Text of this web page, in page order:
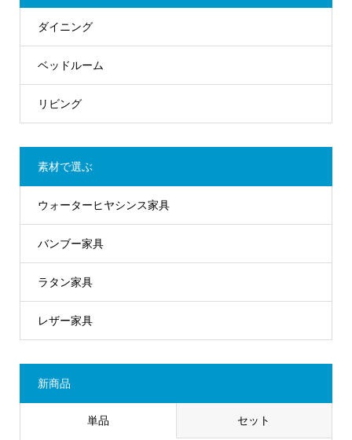
ダイニング
ベッドルーム
リビング
素材で選ぶ
ウォーターヒヤシンス家具
バンブー家具
ラタン家具
レザー家具
新商品
単品 セット